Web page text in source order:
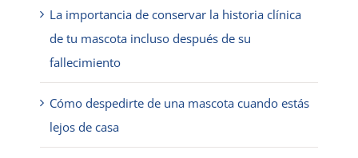
La importancia de conservar la historia clínica
de tu mascota incluso después de su
fallecimiento
Cómo despedirte de una mascota cuando estás
lejos de casa